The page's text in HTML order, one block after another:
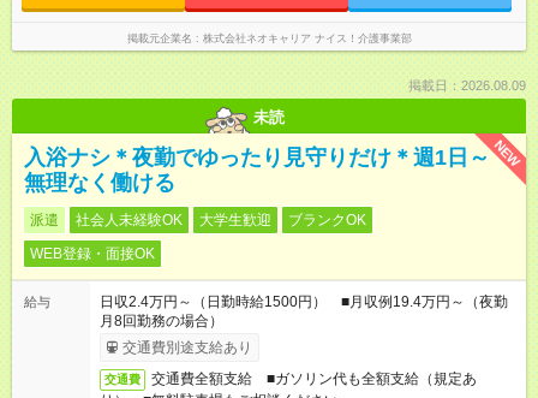
掲載元企業名 株式会社ネオキャリア ナイス！介護事業部
掲載日：2026.08.09
未読
NEW
入浴ナシ＊夜勤でゆったり見守りだけ＊週1日～
無理なく働ける
派遣 社会人未経験OK 大学生歓迎
ブランクOK
WEB登録・面接OK
給与
日収2.4万円～（日勤時給1500円） ■月収例19.4万円～（夜勤
月8回勤務の場合）
交通費別途支給あり
交通費
交通費全額支給 ■ガソリン代も全額支給（規定あ